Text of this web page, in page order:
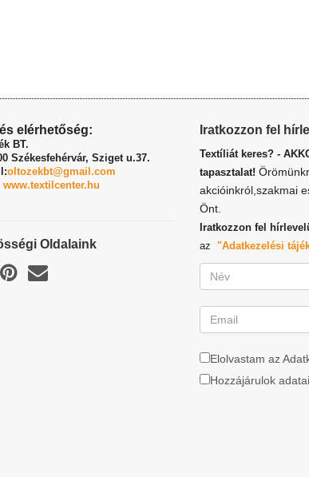
elérhetőség:
BT.
Székesfehérvár, Sziget u.37.
oltozekbt@gmail.com
www.textilcenter.hu
Oldalaink
Iratkozzon fel
Textíliát keres? -
tapasztalat!
akcióinkról,szakmai
Önt.
Iratkozzon fel
az "Adatkezelési
Elolvastam az
Hozzájárulok